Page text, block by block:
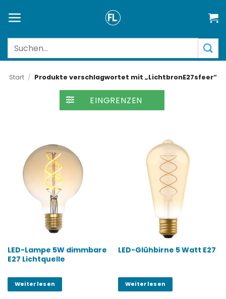
Inhalt
Suchen
Start / Produkte verschlagwortet mit „LichtbronE27sfeer“
FILTER
LED-Lampe 5W dimmbare
E27 Lichtquelle
Weiterlesen
LED-Glühbirne 5 Watt E27
Weiterlesen